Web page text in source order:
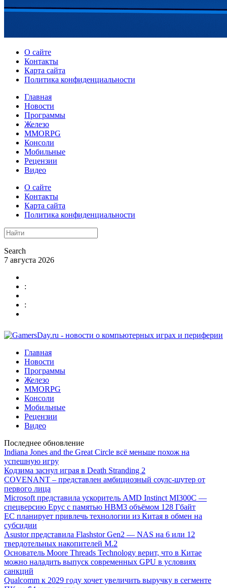
О сайте
Контакты
Карта сайта
Политика конфиденциальности
Главная
Новости
Программы
Железо
MMORPG
Консоли
Мобильные
Рецензии
Видео
О сайте
Контакты
Карта сайта
Политика конфиденциальности
Search
7 августа 2026
:
:
Главная
Новости
Программы
Железо
MMORPG
Консоли
Мобильные
Рецензии
Видео
Последнее обновление
Indiana Jones and the Great Circle всё меньше похож на
успешную игру
Кодзима заснул играя в Death Stranding 2
COVENANT – представлен амбициозный соулс-шутер от
первого лица
Microsoft представила ускоритель AMD Instinct MI300C —
спецверсию Epyc с памятью HBM3 объёмом 128 Гбайт
ЕС планирует привлечь технологии из Китая в обмен на
субсидии
Asustor представила Flashstor Gen2 — NAS на 6 или 12
твердотельных накопителей M.2
Основатель Moore Threads Technology верит, что в Китае
можно наладить выпуск современных GPU в условиях
санкций
Qualcomm к 2029 году хочет увеличить выручку в сегменте